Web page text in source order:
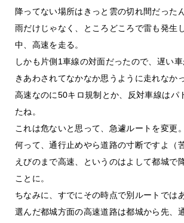
降ってない場所はきっと雲の切れ間だった
雨だけじゃなく、ところどころで雷も発生
中、高速を走る。
しかも片側1車線の対面だったので、遅い
きあわされてなかなか思うように走れなかっ
高速なのに50キロ規制とか、反対車線はパ
たね。
これは危ないと思って、急遽ルートを変更。
何って、通行止めやら道路の寸断ですよ（苦
えびのまで高速、というのはよして都城で
ことに。
ちなみに、すでにその時点で別ルートでは
選んだ都城方面の高速道路は都城から先、